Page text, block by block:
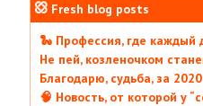
Fresh blog posts
🐍 Профессия, где каждый
Не пей, козленочком
Благодарю, судьба, за
🧠 Новость, от которой у